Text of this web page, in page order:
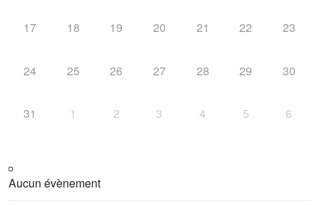
17 18 19 20 21 22 23
24 25 26 27 28 29 30
31 1 2 3 4 5 6
Aucun évènement